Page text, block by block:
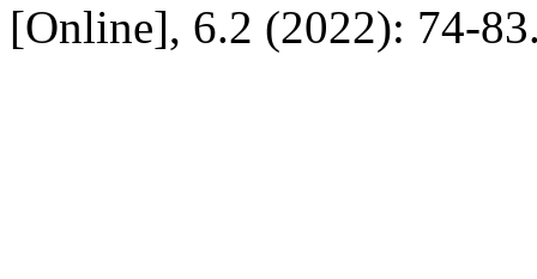
[Online], 6.2 (2022): 74-